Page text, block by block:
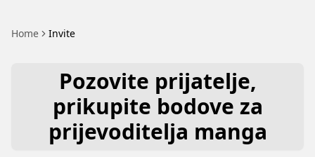
Home Invite
Pozovite prijatelje,
prikupite bodove za
prijevoditelja manga